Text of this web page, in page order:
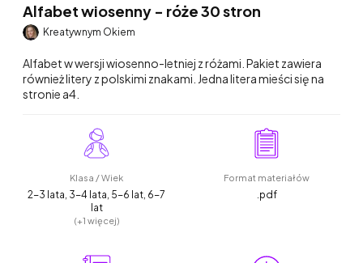
Alfabet wiosenny - róże 30 stron
Kreatywnym Okiem
Alfabet w wersji wiosenno-letniej z różami. Pakiet zawiera
również litery z polskimi znakami. Jedna litera mieści się na
stronie a4.
Klasa / Wiek
2-3 lata, 3-4 lata, 5-6 lat, 6-7
lat
(+1 więcej)
Format materiałów
.pdf